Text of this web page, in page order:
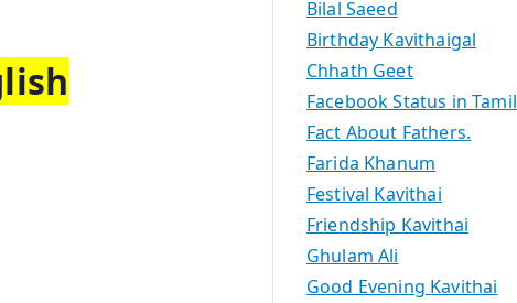
Bilal Saeed
Birthday Kavithaigal
Chhath Geet
Facebook Status in Tamil
Fact About Fathers.
Farida Khanum
Festival Kavithai
Friendship Kavithai
Ghulam Ali
Good Evening Kavithai